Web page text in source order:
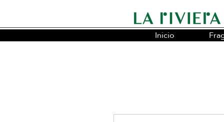
Somos la cadena líder en
Inicio